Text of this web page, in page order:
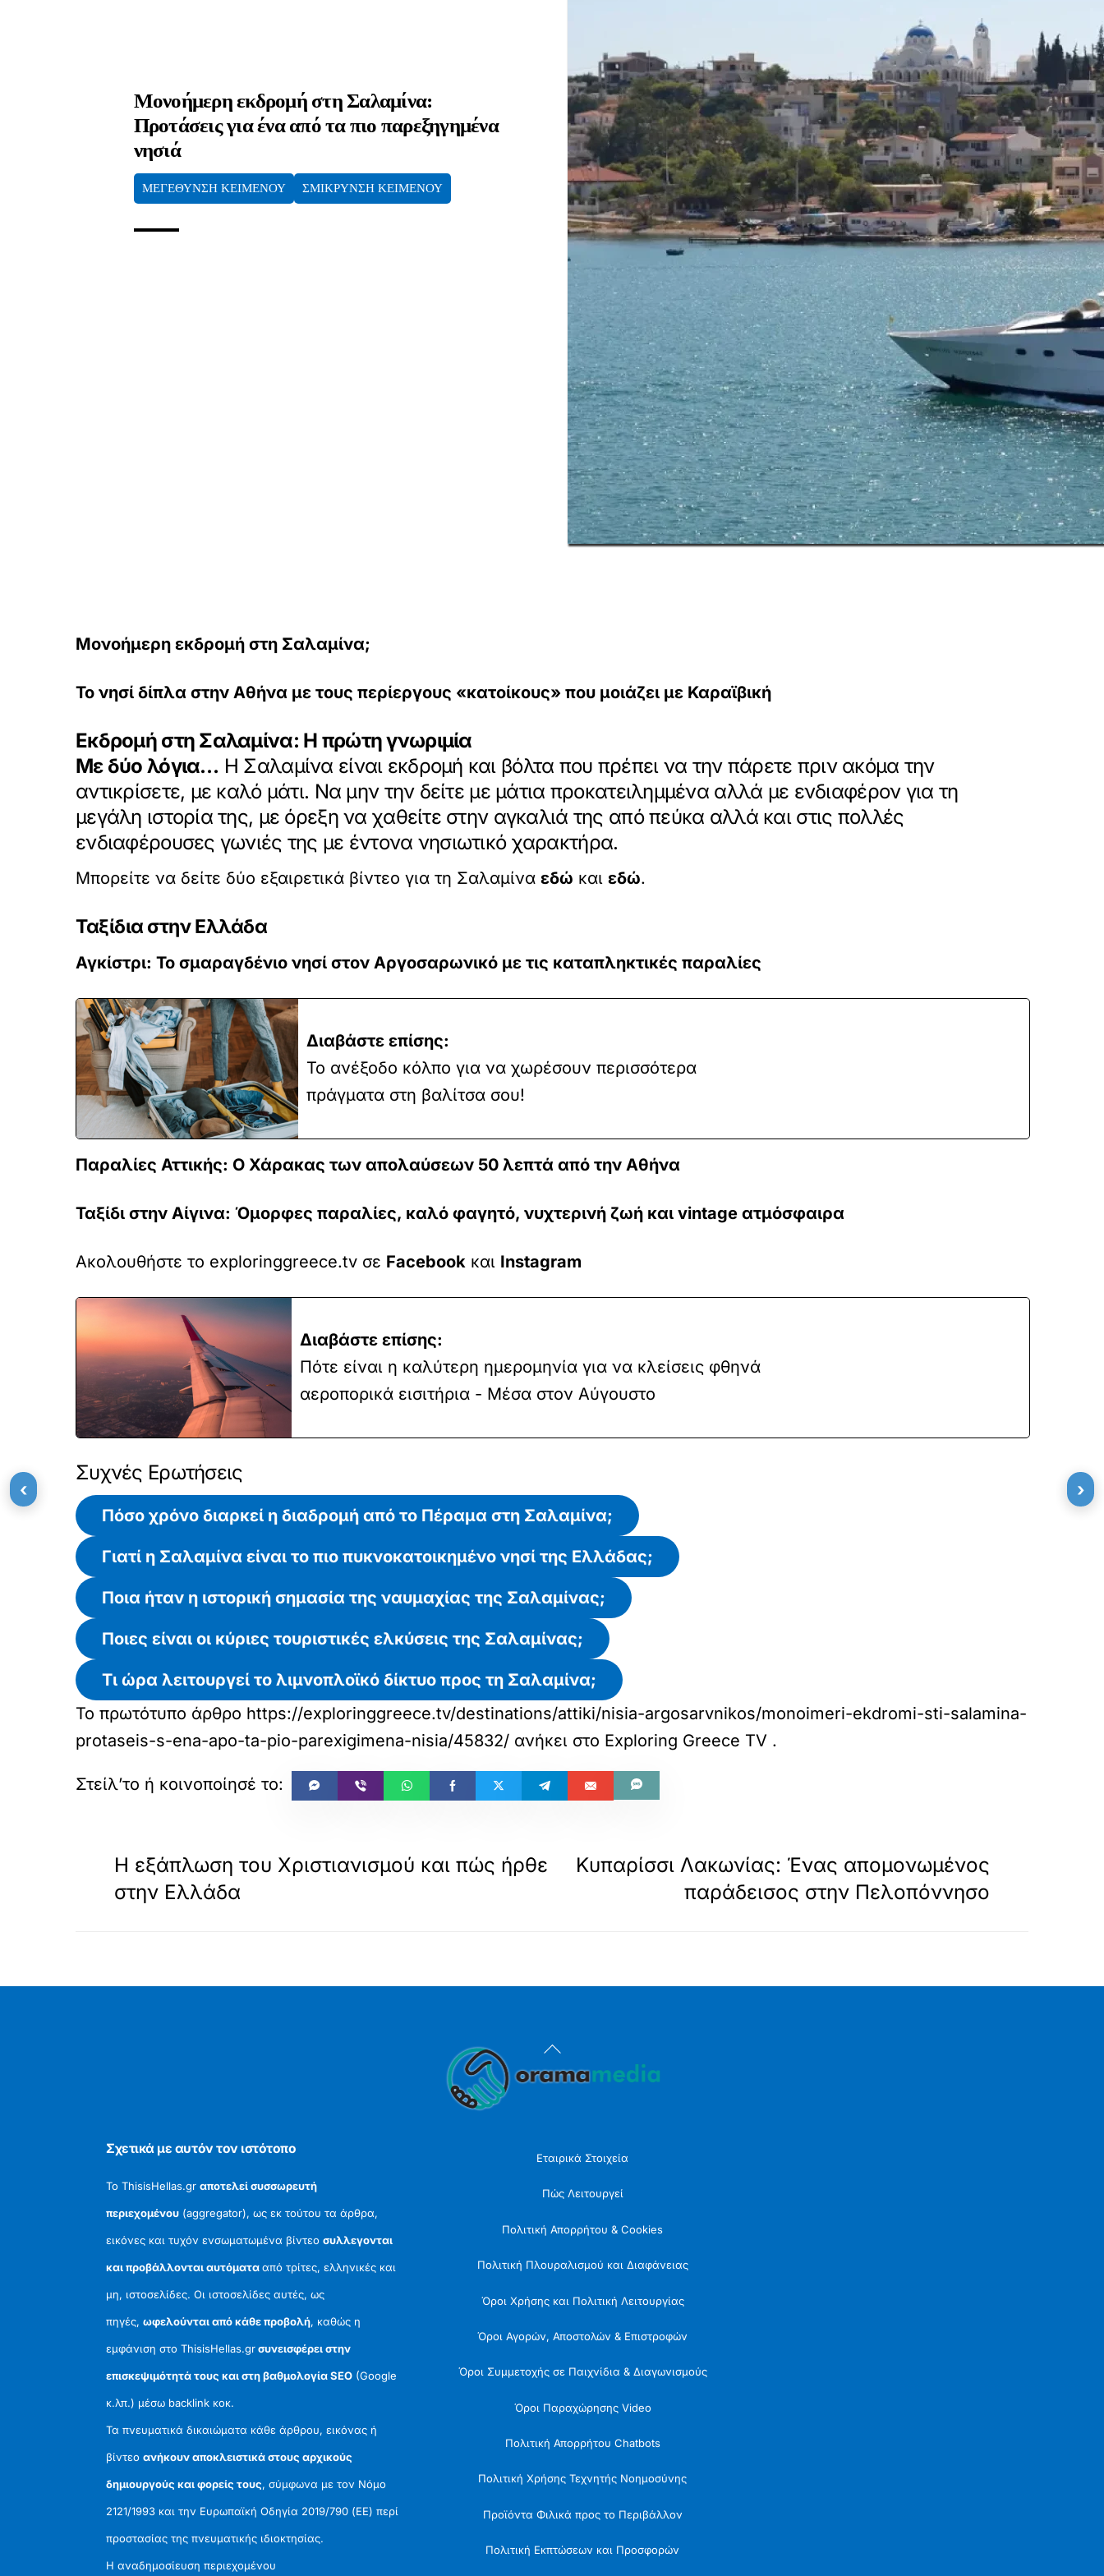
Μονοήμερη εκδρομή στη Σαλαμίνα:
Προτάσεις για ένα από τα πιο παρεξηγημένα
νησιά
ΜΕΓΕΘΥΝΣΗ ΚΕΙΜΕΝΟΥ ΣΜΙΚΡΥΝΣΗ ΚΕΙΜΕΝΟΥ
Μονοήμερη εκδρομή στη Σαλαμίνα;
Το νησί δίπλα στην Αθήνα με τους περίεργους «κατοίκους» που μοιάζει με Καραϊβική
Εκδρομή στη Σαλαμίνα: Η πρώτη γνωριμία
Με δύο λόγια… Η Σαλαμίνα είναι εκδρομή και βόλτα που πρέπει να την πάρετε πριν ακόμα την
αντικρίσετε, με καλό μάτι. Να μην την δείτε με μάτια προκατειλημμένα αλλά με ενδιαφέρον για τη
μεγάλη ιστορία της, με όρεξη να χαθείτε στην αγκαλιά της από πεύκα αλλά και στις πολλές
ενδιαφέρουσες γωνιές της με έντονα νησιωτικό χαρακτήρα.
Μπορείτε να δείτε δύο εξαιρετικά βίντεο για τη Σαλαμίνα εδώ και εδώ.
Ταξίδια στην Ελλάδα
Αγκίστρι: Το σμαραγδένιο νησί στον Αργοσαρωνικό με τις καταπληκτικές παραλίες
Διαβάστε επίσης:
Το ανέξοδο κόλπο για να χωρέσουν περισσότερα
πράγματα στη βαλίτσα σου!
Παραλίες Αττικής: Ο Χάρακας των απολαύσεων 50 λεπτά από την Αθήνα
Ταξίδι στην Αίγινα: Όμορφες παραλίες, καλό φαγητό, νυχτερινή ζωή και vintage ατμόσφαιρα
Ακολουθήστε το exploringgreece.tv σε Facebook και Instagram
Διαβάστε επίσης:
Πότε είναι η καλύτερη ημερομηνία για να κλείσεις φθηνά
αεροπορικά εισιτήρια - Μέσα στον Αύγουστο
Συχνές Ερωτήσεις
Πόσο χρόνο διαρκεί η διαδρομή από το Πέραμα στη Σαλαμίνα;
Γιατί η Σαλαμίνα είναι το πιο πυκνοκατοικημένο νησί της Ελλάδας;
Ποια ήταν η ιστορική σημασία της ναυμαχίας της Σαλαμίνας;
Ποιες είναι οι κύριες τουριστικές ελκύσεις της Σαλαμίνας;
Τι ώρα λειτουργεί το λιμνοπλοϊκό δίκτυο προς τη Σαλαμίνα;
Το πρωτότυπο άρθρο https://exploringgreece.tv/destinations/attiki/nisia-argosarvnikos/monoimeri-ekdromi-sti-salamina-
protaseis-s-ena-apo-ta-pio-parexigimena-nisia/45832/ ανήκει στο Exploring Greece TV .
Η εξάπλωση του Χριστιανισμού και πώς ήρθε
στην Ελλάδα
Κυπαρίσσι Λακωνίας: Ένας απομονωμένος
παράδεισος στην Πελοπόννησο
Back
To
Σχετικά με αυτόν τον ιστότοπο
Το ThisisHellas.grαποτελεί συσσωρευτή
περιεχομένου (aggregator), ως εκ τούτου τα άρθρα,
εικόνες και τυχόν ενσωματωμένα βίντεοσυλλεγονται
και προβάλλονται αυτόματααπό τρίτες, ελληνικές και
μη, ιστοσελίδες. Οι ιστοσελίδες αυτές, ως
πηγές,ωφελούνται από κάθε προβολή, καθώς η
εμφάνιση στο ThisisHellas.grσυνεισφέρει στην
επισκεψιμότητά τους και στη βαθμολογία SEO (Google
κ.λπ.) μέσω backlink κοκ.
Τα πνευματικά δικαιώματα κάθε άρθρου, εικόνας ή
βίντεοανήκουν αποκλειστικά στους αρχικούς
δημιουργούς και φορείς τους, σύμφωνα με τον Νόμο
2121/1993 και την Ευρωπαϊκή Οδηγία 2019/790 (ΕΕ) περί
προστασίας της πνευματικής ιδιοκτησίας.
Η αναδημοσίευση περιεχομένου
Εταιρικά Στοιχεία
Πώς Λειτουργεί
Πολιτική Απορρήτου & Cookies
Πολιτική Πλουραλισμού και Διαφάνειας
Όροι Χρήσης και Πολιτική Λειτουργίας
Όροι Αγορών, Αποστολών & Επιστροφών
Όροι Συμμετοχής σε Παιχνίδια & Διαγωνισμούς
Όροι Παραχώρησης Video
Πολιτική Απορρήτου Chatbots
Πολιτική Χρήσης Τεχνητής Νοημοσύνης
Προϊόντα Φιλικά προς το Περιβάλλον
Πολιτική Εκπτώσεων και Προσφορών
‹ ›